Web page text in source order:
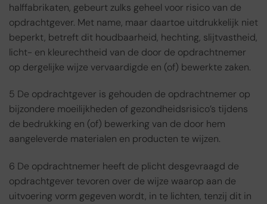
halffabrikaten, gebeurt zulks geheel voor risico van de
opdrachtgever. Met name, maar daartoe uitdrukkelijk niet
beperkt, betreft dit houdbaarheid, hechting, slijtvastheid,
licht- en kleurechtheid van de door de opdrachtnemer
op dergelijke wijze vervaardigde en (of) bewerkte zaken.
5 De opdrachtgever is gehouden de opdrachtnemer op
bijzondere moeilijkheden of gezondheidsrisico’s tijdens
de bedrukking en (of) bewerking van de door hem
aangeleverde materialen en producten te wijzen.
6 De opdrachtnemer heeft de plicht desgevraagd de
opdrachtgever tevoren over de wijze waarop aan de
uitvoering vorm gegeven wordt, in te lichten, tenzij dit in